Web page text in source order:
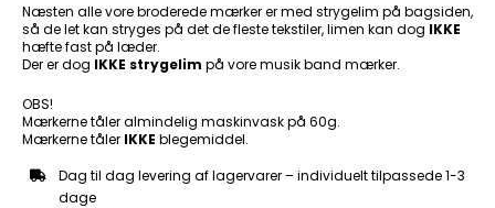
Næsten alle vore broderede mærker er med strygelim på bagsiden,
så de let kan stryges på det de fleste tekstiler, limen kan dog IKKE
hæfte fast på læder.
Der er dog IKKE strygelim på vore musik band mærker.
OBS!
Mærkerne tåler almindelig maskinvask på 60g.
Mærkerne tåler IKKE blegemiddel.
Dag til dag levering af lagervarer – individuelt tilpassede 1-3
dage